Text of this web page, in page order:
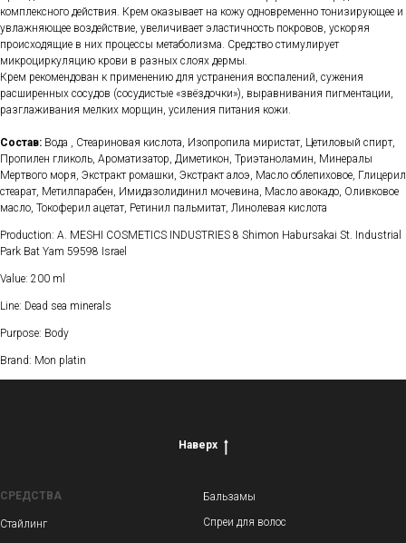
комплексного действия. Крем оказывает на кожу одновременно тонизирующее и
увлажняющее воздействие, увеличивает эластичность покровов, ускоряя
происходящие в них процессы метаболизма. Средство стимулирует
микроциркуляцию крови в разных слоях дермы.
Крем рекомендован к применению для устранения воспалений, сужения
расширенных сосудов (сосудистые «звёздочки»), выравнивания пигментации,
разглаживания мелких морщин, усиления питания кожи.
Состав: Вода , Стеариновая кислота, Изопропила миристат, Цетиловый спирт,
Пропилен гликоль, Ароматизатор, Диметикон, Триэтаноламин, Минералы
Мертвого моря, Экстракт ромашки, Экстракт алоэ, Масло облепиховое, Глицерил
стеарат, Метилпарабен, Имидазолидинил мочевина, Масло авокадо, Оливковое
масло, Токоферил ацетат, Ретинил пальмитат, Линолевая кислота
Production: A. MESHI COSMETICS INDUSTRIES 8 Shimon Habursakai St. Industrial
Park Bat Yam 59598 Israel
Value: 200 ml
Line: Dead sea minerals
Purpose: Body
Brand: Mon platin
Наверх
СРЕДСТВА
Стайлинг
Бальзамы
Спреи для волос